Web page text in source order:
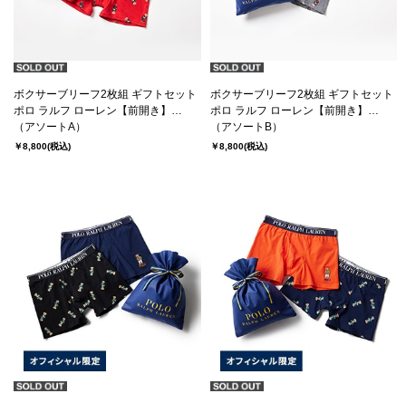
ボクサーブリーフ2枚組 ギフトセット
ポロ ラルフ ローレン【前開き】
(RM3-A501S)
（アソートA）
￥8,800(税込)
ボクサーブリーフ2枚組 ギフトセット
ポロ ラルフ ローレン【前開き】
(RM3-A501S)
（アソートB）
￥8,800(税込)